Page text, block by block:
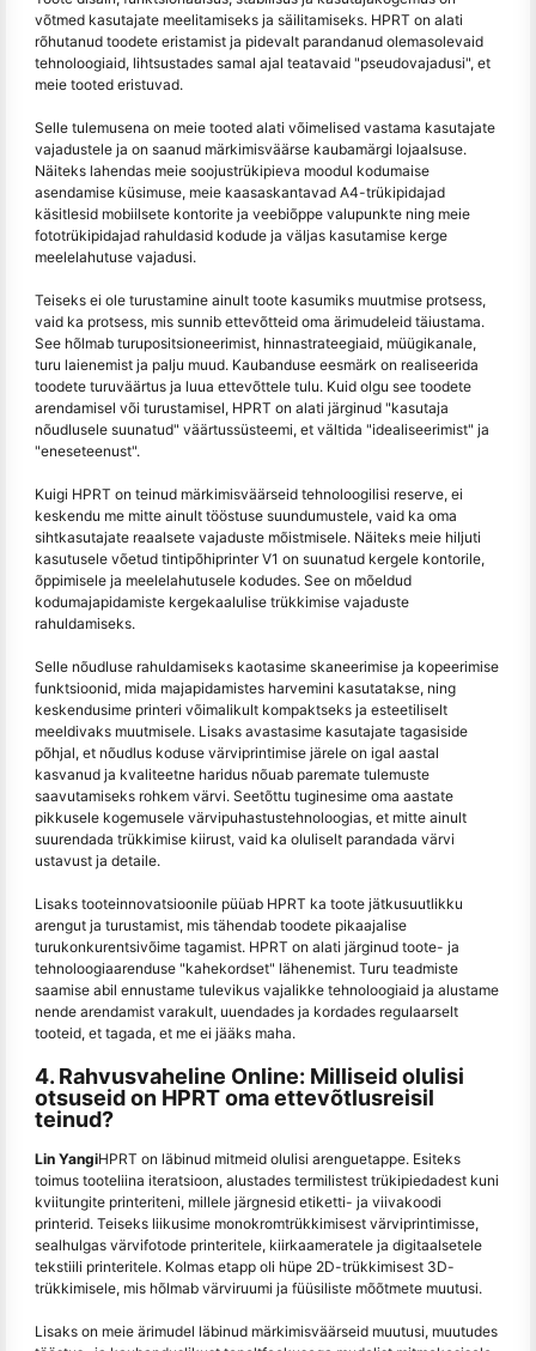
võtmed kasutajate meelitamiseks ja säilitamiseks. HPRT on alati
rõhutanud toodete eristamist ja pidevalt parandanud olemasolevaid
tehnoloogiaid, lihtsustades samal ajal teatavaid "pseudovajadusi", et
meie tooted eristuvad.
Selle tulemusena on meie tooted alati võimelised vastama kasutajate
vajadustele ja on saanud märkimisväärse kaubamärgi lojaalsuse.
Näiteks lahendas meie soojustrükipieva moodul kodumaise
asendamise küsimuse, meie kaasaskantavad A4-trükipidajad
käsitlesid mobiilsete kontorite ja veebiõppe valupunkte ning meie
fototrükipidajad rahuldasid kodude ja väljas kasutamise kerge
meelelahutuse vajadusi.
Teiseks ei ole turustamine ainult toote kasumiks muutmise protsess,
vaid ka protsess, mis sunnib ettevõtteid oma ärimudeleid täiustama.
See hõlmab turupositsioneerimist, hinnastrateegiaid, müügikanale,
turu laienemist ja palju muud. Kaubanduse eesmärk on realiseerida
toodete turuväärtus ja luua ettevõttele tulu. Kuid olgu see toodete
arendamisel või turustamisel, HPRT on alati järginud "kasutaja
nõudlusele suunatud" väärtussüsteemi, et vältida "idealiseerimist" ja
"eneseteenust".
Kuigi HPRT on teinud märkimisväärseid tehnoloogilisi reserve, ei
keskendu me mitte ainult tööstuse suundumustele, vaid ka oma
sihtkasutajate reaalsete vajaduste mõistmisele. Näiteks meie hiljuti
kasutusele võetud tintipõhiprinter V1 on suunatud kergele kontorile,
õppimisele ja meelelahutusele kodudes. See on mõeldud
kodumajapidamiste kergekaalulise trükkimise vajaduste
rahuldamiseks.
Selle nõudluse rahuldamiseks kaotasime skaneerimise ja kopeerimise
funktsioonid, mida majapidamistes harvemini kasutatakse, ning
keskendusime printeri võimalikult kompaktseks ja esteetiliselt
meeldivaks muutmisele. Lisaks avastasime kasutajate tagasiside
põhjal, et nõudlus koduse värviprintimise järele on igal aastal
kasvanud ja kvaliteetne haridus nõuab paremate tulemuste
saavutamiseks rohkem värvi. Seetõttu tuginesime oma aastate
pikkusele kogemusele värvipuhastustehnoloogias, et mitte ainult
suurendada trükkimise kiirust, vaid ka oluliselt parandada värvi
ustavust ja detaile.
Lisaks tooteinnovatsioonile püüab HPRT ka toote jätkusuutlikku
arengut ja turustamist, mis tähendab toodete pikaajalise
turukonkurentsivõime tagamist. HPRT on alati järginud toote- ja
tehnoloogiaarenduse "kahekordset" lähenemist. Turu teadmiste
saamise abil ennustame tulevikus vajalikke tehnoloogiaid ja alustame
nende arendamist varakult, uuendades ja kordades regulaarselt
tooteid, et tagada, et me ei jääks maha.
4. Rahvusvaheline Online: Milliseid olulisi
otsuseid on HPRT oma ettevõtlusreisil
teinud?
Lin YangiHPRT on läbinud mitmeid olulisi arenguetappe. Esiteks
toimus tooteliina iteratsioon, alustades termilistest trükipiedadest kuni
kviitungite printeriteni, millele järgnesid etiketti- ja viivakoodi
printerid. Teiseks liikusime monokromtrükkimisest värviprintimisse,
sealhulgas värvifotode printeritele, kiirkaameratele ja digitaalsetele
tekstiili printeritele. Kolmas etapp oli hüpe 2D-trükkimisest 3D-
trükkimisele, mis hõlmab värviruumi ja füüsiliste mõõtmete muutusi.
Lisaks on meie ärimudel läbinud märkimisväärseid muutusi, muutudes